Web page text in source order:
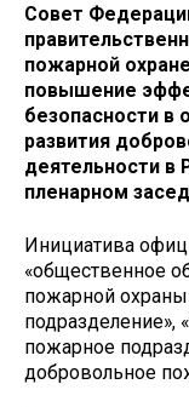
Совет
пожарной
повышение
безопасности в
развития
деятельности в
пленарном
Инициатива
«общественное
пожарной
подразделение»,
пожарное
добровольное